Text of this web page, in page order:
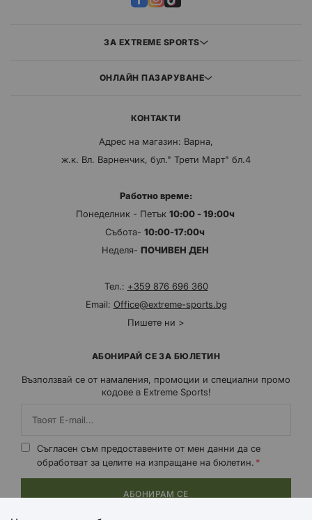
ЗА EXTREME SPORTS
ОНЛАЙН ПАЗАРУВАНЕ
КОНТАКТИ
Адрес на магазин: Варна,
ж.к. Вл. Варненчик, бул." Трети Март" бл.4
Работно време:
Понеделник - Петък 10:00 - 19:00ч
Събота- 10:00-17:00ч
Неделя- ПОЧИВЕН ДЕН
Тел.: +359 876 696 360
Email: Office@extreme-sports.bg
Пишете ни >
АБОНИРАЙ СЕ ЗА БЮЛЕТИН
Възползвай се от намаления, промоции и специални промо
кодове в Extreme Sports!
Съгласен съм предоставените от мен данни да се
обработват за целите на изпращане на бюлетин.
АБОНИРАМ СЕ